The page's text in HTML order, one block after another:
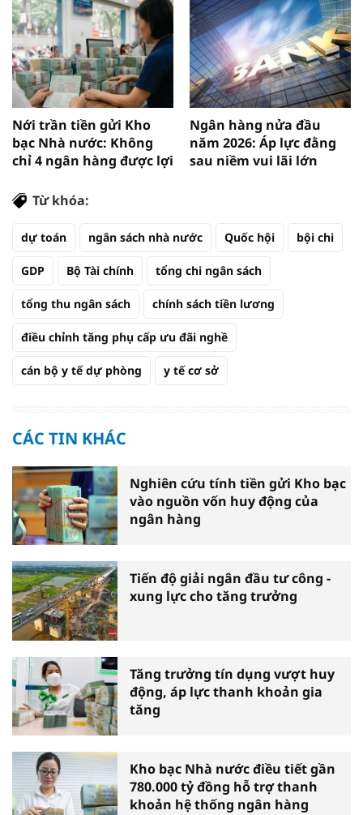
Nới trần tiền gửi Kho
bạc Nhà nước: Không
chỉ 4 ngân hàng được lợi
Ngân hàng nửa đầu
năm 2026: Áp lực đằng
sau niềm vui lãi lớn
Từ khóa:
dự toán ngân sách nhà nước Quốc hội bội chi
GDP Bộ Tài chính tổng chi ngân sách
tổng thu ngân sách chính sách tiền lương
điều chỉnh tăng phụ cấp ưu đãi nghề
cán bộ y tế dự phòng y tế cơ sở
CÁC TIN KHÁC
Nghiên cứu tính tiền gửi Kho bạc
vào nguồn vốn huy động của
ngân hàng
Tiến độ giải ngân đầu tư công -
xung lực cho tăng trưởng
Tăng trưởng tín dụng vượt huy
động, áp lực thanh khoản gia
tăng
Kho bạc Nhà nước điều tiết gần
780.000 tỷ đồng hỗ trợ thanh
khoản hệ thống ngân hàng